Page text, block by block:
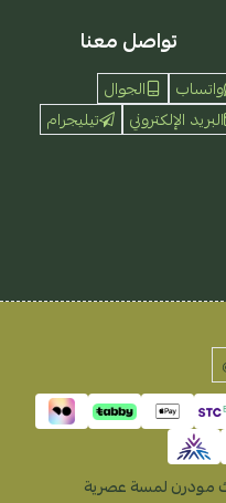
تواصل معنا
واتساب
الجوال
البريد الإلكتروني
تيليجرام
مودرن لمسة عصرية